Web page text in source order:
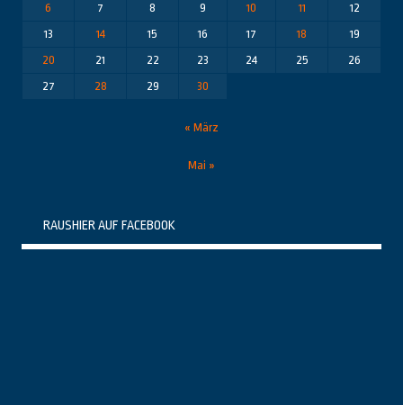
6
7 8 9 10 11
12
13
14 15 16 17 18
19
20
21 22 23 24 25
26
27
28 29 30
« März
Mai »
RAUSHIER AUF FACEBOOK